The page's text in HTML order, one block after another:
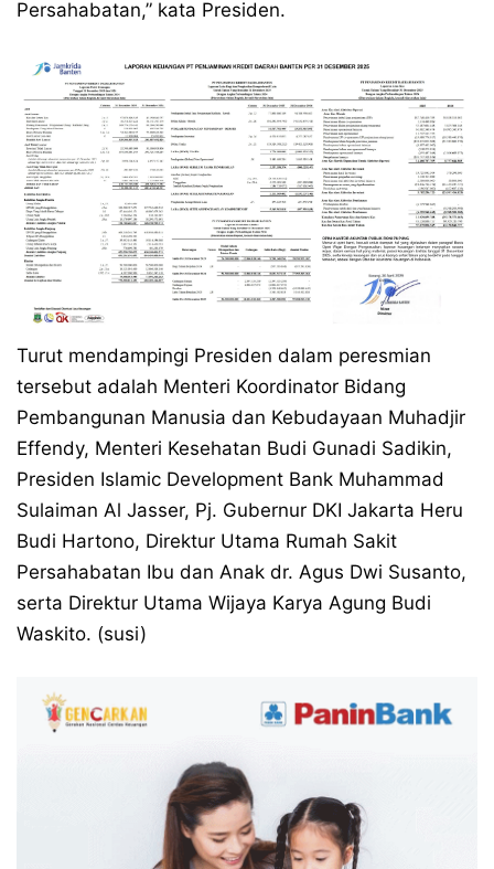
Persahabatan,” kata Presiden.
Turut mendampingi Presiden dalam peresmian
tersebut adalah Menteri Koordinator Bidang
Pembangunan Manusia dan Kebudayaan Muhadjir
Effendy, Menteri Kesehatan Budi Gunadi Sadikin,
Presiden Islamic Development Bank Muhammad
Sulaiman Al Jasser, Pj. Gubernur DKI Jakarta Heru
Budi Hartono, Direktur Utama Rumah Sakit
Persahabatan Ibu dan Anak dr. Agus Dwi Susanto,
serta Direktur Utama Wijaya Karya Agung Budi
Waskito. (susi)